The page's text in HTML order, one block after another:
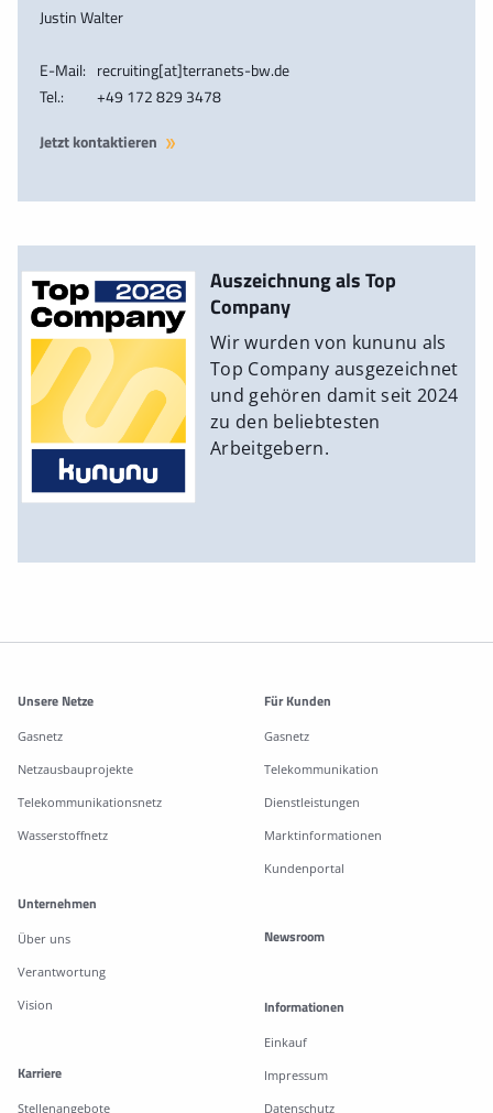
Justin Walter
E-Mail: recruiting[at]terranets-bw.de
Tel.:
+49 172 829 3478
Jetzt kontaktieren
Auszeichnung als Top
Company
Wir wurden von kununu als
Top Company ausgezeichnet
und gehören damit seit 2024
zu den beliebtesten
Arbeitgebern.
Weitere Informationen
Unsere Netze
Gasnetz
Netzausbauprojekte
Telekommunikationsnetz
Wasserstoffnetz
Für Kunden
Gasnetz
Telekommunikation
Dienstleistungen
Marktinformationen
Kundenportal
Unternehmen
Über uns
Verantwortung
Vision
Karriere
Stellenangebote
Newsroom
Informationen
Einkauf
Impressum
Datenschutz